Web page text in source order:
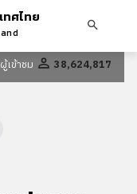
ทศไทย
เข้าชม 38,624,817